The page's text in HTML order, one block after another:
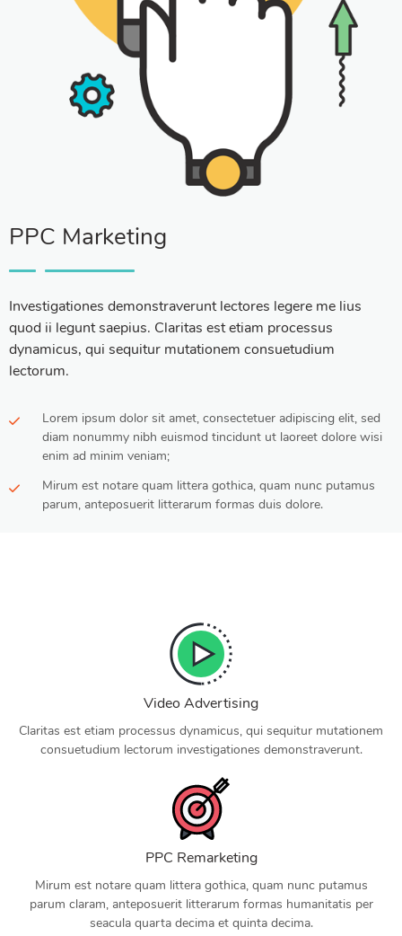
PPC Marketing
Investigationes demonstraverunt lectores legere me lius
quod ii legunt saepius. Claritas est etiam processus
dynamicus, qui sequitur mutationem consuetudium
lectorum.
Lorem ipsum dolor sit amet, consectetuer adipiscing elit, sed
diam nonummy nibh euismod tincidunt ut laoreet dolore wisi
enim ad minim veniam;
Mirum est notare quam littera gothica, quam nunc putamus
parum, anteposuerit litterarum formas duis dolore.
Video Advertising
Claritas est etiam processus dynamicus, qui sequitur mutationem
consuetudium lectorum investigationes demonstraverunt.
PPC Remarketing
Mirum est notare quam littera gothica, quam nunc putamus
parum claram, anteposuerit litterarum formas humanitatis per
seacula quarta decima et quinta decima.